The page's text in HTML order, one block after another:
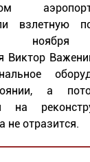
взлетную
ноября
Виктор
а
на
не отразится.